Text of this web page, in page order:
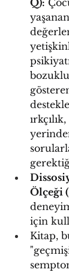
Q):
Ölçeği
için
Kitap,